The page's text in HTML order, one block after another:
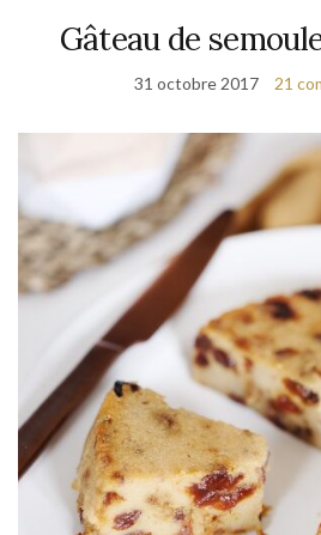
Gâteau de
31 octobre 2017 21